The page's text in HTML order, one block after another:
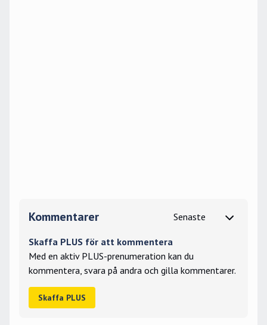
Kommentarer
Skaffa PLUS för att kommentera
Med en aktiv PLUS-prenumeration kan du
kommentera, svara på andra och gilla kommentarer.
Skaffa PLUS